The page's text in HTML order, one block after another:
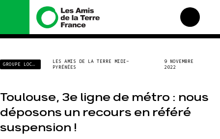
Nous connaître
Histoire
Missions et méthodes
Valeurs
Équipes et
fonctionnement
Nos campagnes
Total, rendez-vous au
Gaz « naturel », le grand
enfumage
Mode : une tendance
destructrice
GROUPE LOCAL
LES AMIS DE LA TERRE MIDI-
PYRÉNÉES
9 NOVEMBRE
2022
Toulouse, 3e ligne de métro : nous
déposons un recours en référé
suspension !